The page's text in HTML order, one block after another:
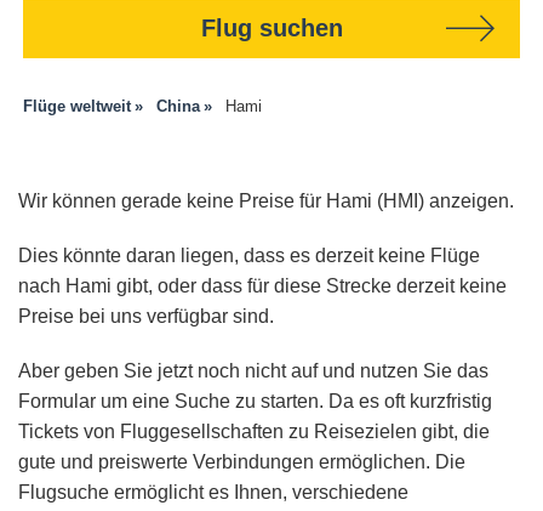
Flug suchen
Flüge weltweit China Hami
Wir können gerade keine Preise für Hami (HMI) anzeigen.
Dies könnte daran liegen, dass es derzeit keine Flüge
nach Hami gibt, oder dass für diese Strecke derzeit keine
Preise bei uns verfügbar sind.
Aber geben Sie jetzt noch nicht auf und nutzen Sie das
Formular um eine Suche zu starten. Da es oft kurzfristig
Tickets von Fluggesellschaften zu Reisezielen gibt, die
gute und preiswerte Verbindungen ermöglichen. Die
Flugsuche ermöglicht es Ihnen, verschiedene